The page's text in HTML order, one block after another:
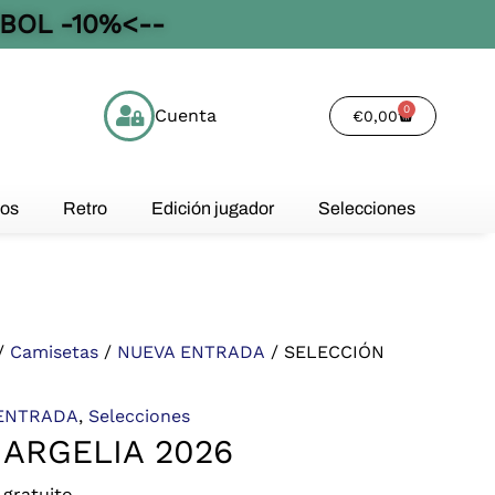
-10%<--
Cuenta €0,00 0
Cart
Retro Edición jugador Selecciones
Camisetas / NUEVA ENTRADA / SELECCIÓN
, Selecciones
2026